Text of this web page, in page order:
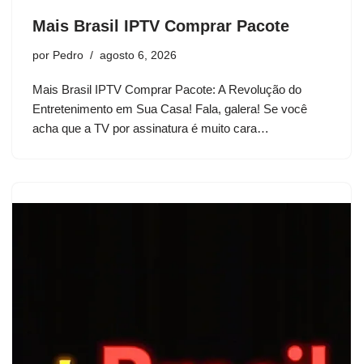
Mais Brasil IPTV Comprar Pacote
por Pedro agosto 6, 2026
Mais Brasil IPTV Comprar Pacote: A Revolução do
Entretenimento em Sua Casa! Fala, galera! Se você
acha que a TV por assinatura é muito cara…